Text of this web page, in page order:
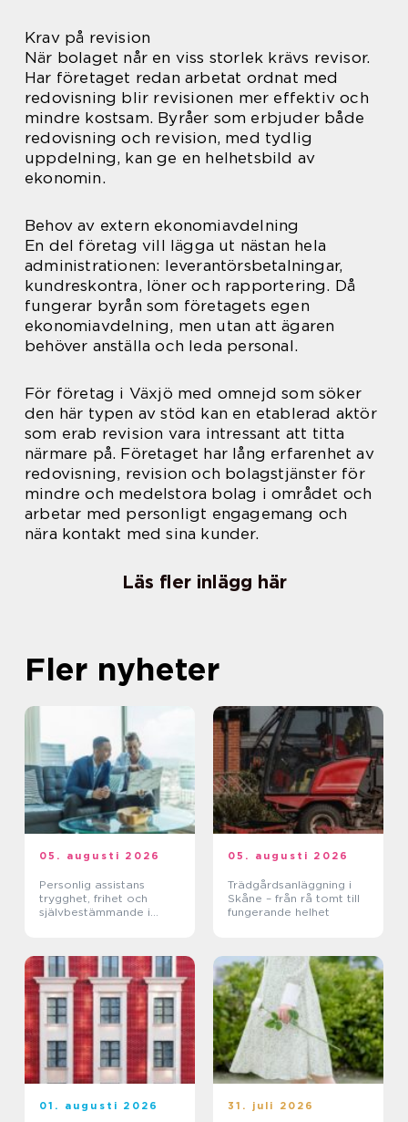
Krav på revision
När bolaget når en viss storlek krävs revisor.
Har företaget redan arbetat ordnat med
redovisning blir revisionen mer effektiv och
mindre kostsam. Byråer som erbjuder både
redovisning och revision, med tydlig
uppdelning, kan ge en helhetsbild av
ekonomin.
Behov av extern ekonomiavdelning
En del företag vill lägga ut nästan hela
administrationen: leverantörsbetalningar,
kundreskontra, löner och rapportering. Då
fungerar byrån som företagets egen
ekonomiavdelning, men utan att ägaren
behöver anställa och leda personal.
För företag i Växjö med omnejd som söker
den här typen av stöd kan en etablerad aktör
som erab revision vara intressant att titta
närmare på. Företaget har lång erfarenhet av
redovisning, revision och bolagstjänster för
mindre och medelstora bolag i området och
arbetar med personligt engagemang och
nära kontakt med sina kunder.
Läs fler inlägg här
Fler nyheter
05. augusti 2026
Personlig assistans
trygghet, frihet och
självbestämmande i
05. augusti 2026
Trädgårdsanläggning i
Skåne – från rå tomt till
fungerande helhet
01. augusti 2026 31. juli 2026